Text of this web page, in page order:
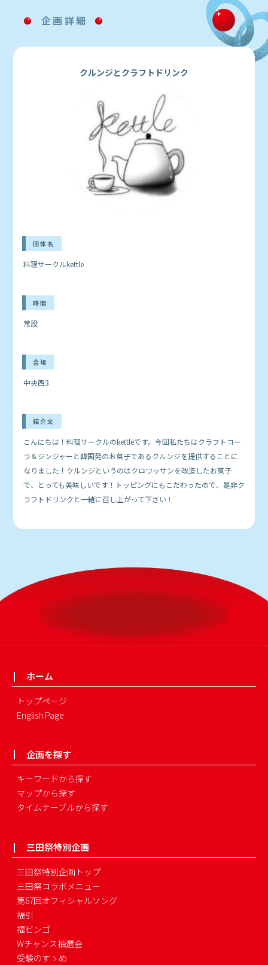
企画詳細
クルンジとクラフトドリンク
団体名
料理サークルkettle
時間
常設
会場
中央西3
紹介文
こんにちは！料理サークルのkettleです。今回私たちはクラフトコー
ラ＆ジンジャーと韓国発のお菓子であるクルンジを提供することに
なりました！クルンジというのはクロワッサンを改造したお菓子
で、とっても美味しいです！トッピングにもこだわったので、是非ク
ラフトドリンクと一緒に召し上がって下さい！
ホーム
トップページ
English Page
企画を探す
キーワードから探す
マップから探す
タイムテーブルから探す
三田祭特別企画
三田祭特別企画トップ
三田祭コラボメニュー
第67回オフィシャルソング
福引
福ビンゴ
Wチャンス抽選会
受験のすゝめ